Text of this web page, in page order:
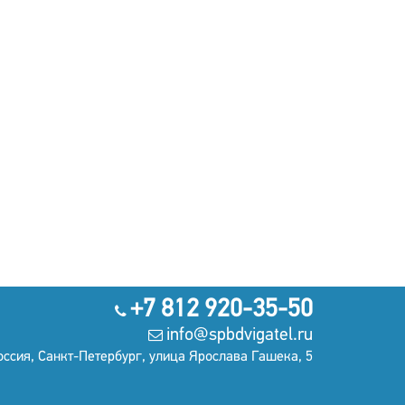
+7 812 920-35-50
info@spbdvigatel.ru
Санкт-Петербург, улица Ярослава Гашека, 5